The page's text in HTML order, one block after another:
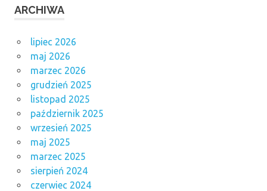
ARCHIWA
lipiec 2026
maj 2026
marzec 2026
grudzień 2025
listopad 2025
październik 2025
wrzesień 2025
maj 2025
marzec 2025
sierpień 2024
czerwiec 2024